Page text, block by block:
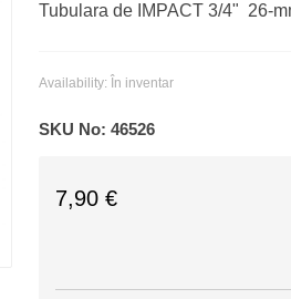
Tubulara de IMPACT 3/4" 26-
Availability: În inventar
SKU No:46526
7,90 €